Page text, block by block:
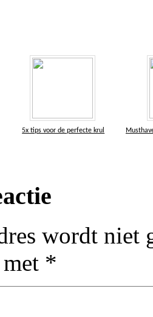
5x tips voor de perfecte krul
wordt niet
*